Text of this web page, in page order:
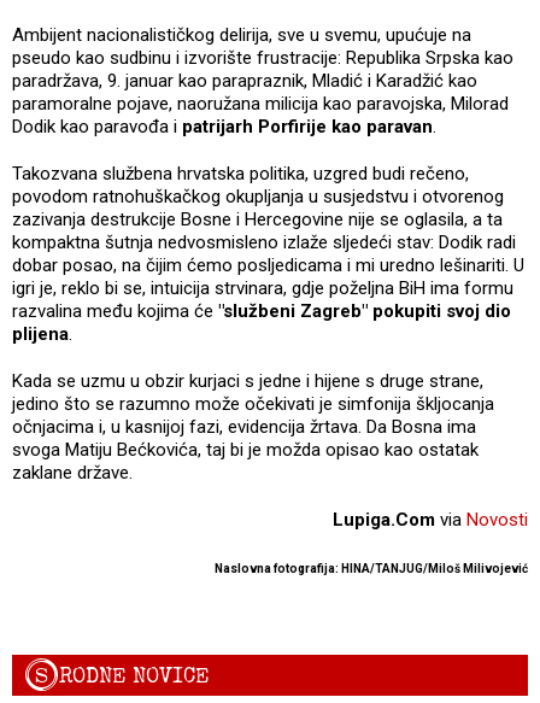
Ambijent nacionalističkog delirija, sve u svemu, upućuje na
pseudo kao sudbinu i izvorište frustracije: Republika Srpska kao
paradržava, 9. januar kao parapraznik, Mladić i Karadžić kao
paramoralne pojave, naoružana milicija kao paravojska, Milorad
Dodik kao paravođa i patrijarh Porfirije kao paravan.
Takozvana službena hrvatska politika, uzgred budi rečeno,
povodom ratnohuškačkog okupljanja u susjedstvu i otvorenog
zazivanja destrukcije Bosne i Hercegovine nije se oglasila, a ta
kompaktna šutnja nedvosmisleno izlaže sljedeći stav: Dodik radi
dobar posao, na čijim ćemo posljedicama i mi uredno lešinariti. U
igri je, reklo bi se, intuicija strvinara, gdje poželjna BiH ima formu
razvalina među kojima će "službeni Zagreb" pokupiti svoj dio
plijena.
Kada se uzmu u obzir kurjaci s jedne i hijene s druge strane,
jedino što se razumno može očekivati je simfonija škljocanja
očnjacima i, u kasnijoj fazi, evidencija žrtava. Da Bosna ima
svoga Matiju Bećkovića, taj bi je možda opisao kao ostatak
zaklane države.
Lupiga.Com via Novosti
Naslovna fotografija: HINA/TANJUG/Miloš Milivojević
SRODNE NOVICE